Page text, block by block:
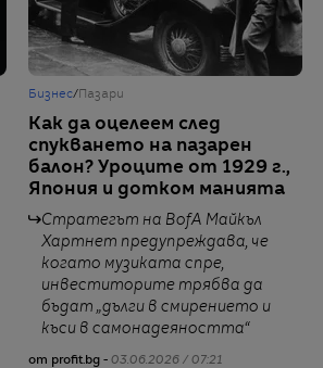
Бизнес/ Пазари
Как да оцелеем след
спукването на пазарен
балон? Уроците от 1929 г.,
Япония и дотком манията
Стратегът на BofA Майкъл
Хартнет предупреждава, че
когато музиката спре,
инвеститорите трябва да
бъдат „дълги в смирението и
къси в самонадеяността“
от profit.bg - 03.06.2026 / 07:21